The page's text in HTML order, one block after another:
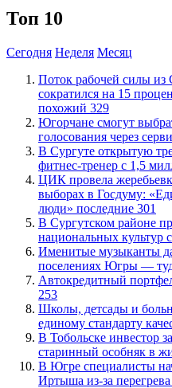
Топ 10
Сегодня Неделя Месяц
Поток рабочей силы
сократился на 15
похожий 329
Югорчане смогут
голосования через
В Сургуте открытую
фитнес-тренер с 1,5
ЦИК провела
выборах в Госдуму:
люди» последние 301
В Сургутском районе
национальных культур
Именитые музыканты
поселениях Югры —
​Автокредитный
253
Школы, детсады и
единому стандарту
В Тобольске инвестор
старинный особняк в
В Югре специалисты
Иртыша из-за